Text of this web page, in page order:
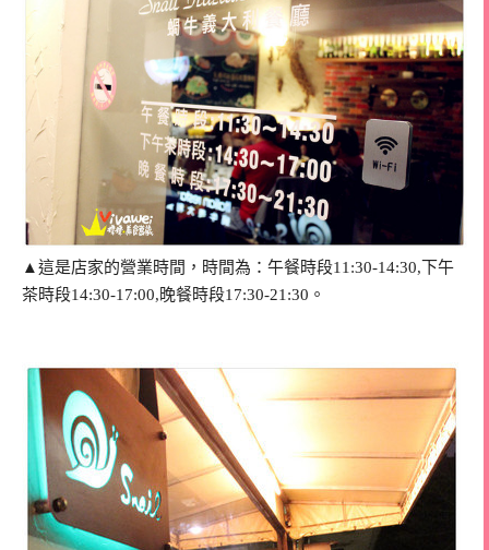
▲這是店家的營業時間，時間為：午餐時段11:30-14:30,下午
茶時段14:30-17:00,晚餐時段17:30-21:30。